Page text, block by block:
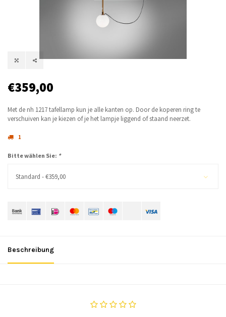
€359,00
Met de nh 1217 tafellamp kun je alle kanten op. Door de koperen ring te
verschuiven kan je kiezen of je het lampje liggend of staand neerzet.
1
Bitte wählen Sie: *
Standard - €359,00
Beschreibung